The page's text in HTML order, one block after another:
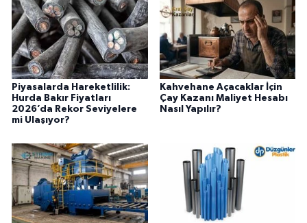
Piyasalarda Hareketlilik:
Hurda Bakır Fiyatları
2026’da Rekor Seviyelere
mi Ulaşıyor?
Kahvehane Açacaklar İçin
Çay Kazanı Maliyet Hesabı
Nasıl Yapılır?